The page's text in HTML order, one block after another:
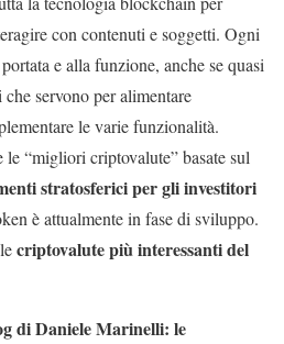
con contenuti e soggetti. Ogni
e alla funzione, anche se quasi
servono per alimentare
le varie funzionalità.
“migliori criptovalute” basate sul
stratosferici per gli investitori
è attualmente in fase di sviluppo.
criptovalute più interessanti del
di Daniele Marinelli: le